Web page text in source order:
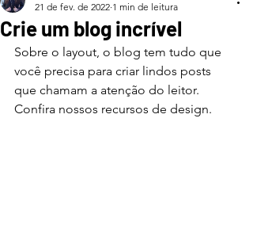
Crie um blog incrível
21 de fev. de 2022 1 min de leitura
Sobre o layout, o blog tem tudo que
você precisa para criar lindos posts
que chamam a atenção do leitor.
Confira nossos recursos de design.